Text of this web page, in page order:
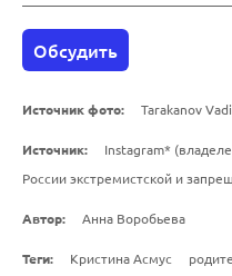
Обсудить
Источник фото: Tarakanov
Источник:
Instagram*
России экстремистской и
Автор: Анна Воробьева
Теги: Кристина Асмус